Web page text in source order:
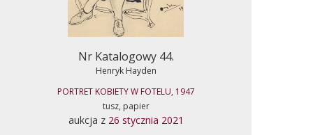
Nr Katalogowy 44.
Henryk Hayden
PORTRET KOBIETY W FOTELU, 1947
tusz, papier
aukcja z 26 stycznia 2021